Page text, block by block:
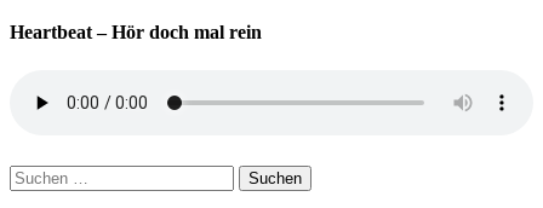
Heartbeat – Hör doch mal rein
Suchen
nach: